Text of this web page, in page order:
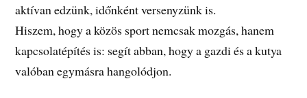
aktívan edzünk, időnként versenyzünk is.
Hiszem, hogy a közös sport nemcsak mozgás, hanem
kapcsolatépítés is: segít abban, hogy a gazdi és a kutya
valóban egymásra hangolódjon.